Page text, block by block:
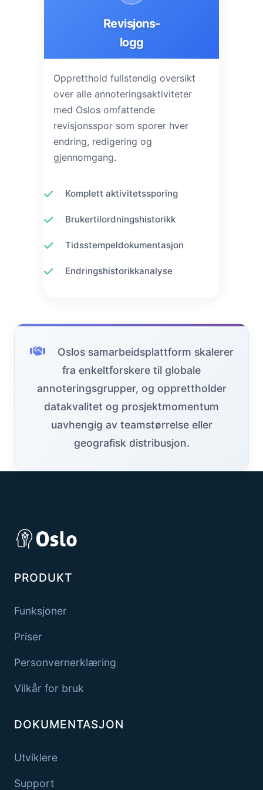
Revisjons-
logg
Oppretthold fullstendig oversikt
over alle annoteringsaktiviteter
med Oslos omfattende
revisjonsspor som sporer hver
endring, redigering og
gjennomgang.
Komplett aktivitetssporing
Brukertilordningshistorikk
Tidsstempeldokumentasjon
Endringshistorikkanalyse
Oslos samarbeidsplattform skalerer
fra enkeltforskere til globale
annoteringsgrupper, og opprettholder
datakvalitet og prosjektmomentum
uavhengig av teamstørrelse eller
geografisk distribusjon.
PRODUKT
Funksjoner
Priser
Personvernerklæring
Vilkår for bruk
DOKUMENTASJON
Utviklere
Support